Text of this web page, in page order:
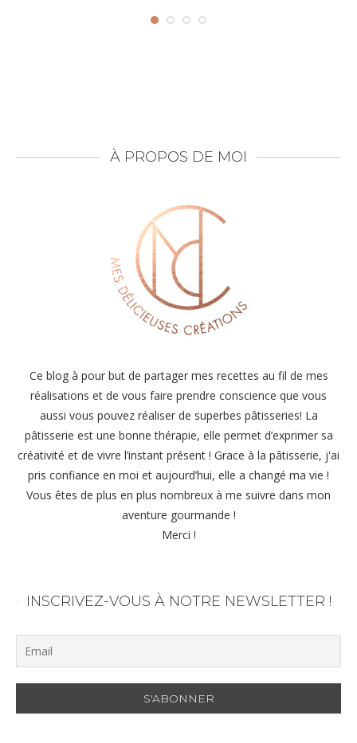
À PROPOS DE MOI
Ce blog à pour but de partager mes recettes au fil de mes
réalisations et de vous faire prendre conscience que vous
aussi vous pouvez réaliser de superbes pâtisseries! La
pâtisserie est une bonne thérapie, elle permet d’exprimer sa
créativité et de vivre l’instant présent ! Grace à la pâtisserie, j'ai
pris confiance en moi et aujourd’hui, elle a changé ma vie !
Vous êtes de plus en plus nombreux à me suivre dans mon
aventure gourmande !
Merci !
INSCRIVEZ-VOUS À NOTRE NEWSLETTER !